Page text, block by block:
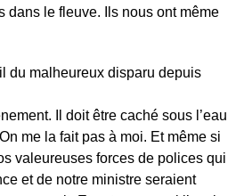
dans le fleuve. Ils nous ont même
il du malheureux disparu depuis
Il doit être caché sous l’eau
me la fait pas à moi. Et même si
valeureuses forces de polices qui
et de notre ministre seraient